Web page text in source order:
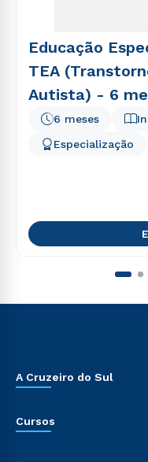
Educação
TEA
Autista) - 6
6 meses
Especialização
A Cruzeiro do Sul
Cursos